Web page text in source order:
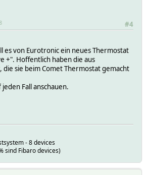
#4
es von Eurotronic ein neues Thermostat
+". Hoffentlich haben die aus
sie beim Comet Thermostat gemacht
Fall anschauen.
- 8 devices
sind Fibaro devices)